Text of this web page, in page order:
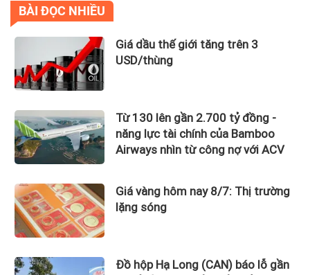
BÀI ĐỌC NHIỀU
Giá dầu thế giới tăng trên 3
USD/thùng
Từ 130 lên gần 2.700 tỷ đồng -
năng lực tài chính của Bamboo
Airways nhìn từ công nợ với ACV
Giá vàng hôm nay 8/7: Thị trường
lặng sóng
Đồ hộp Hạ Long (CAN) báo lỗ gần